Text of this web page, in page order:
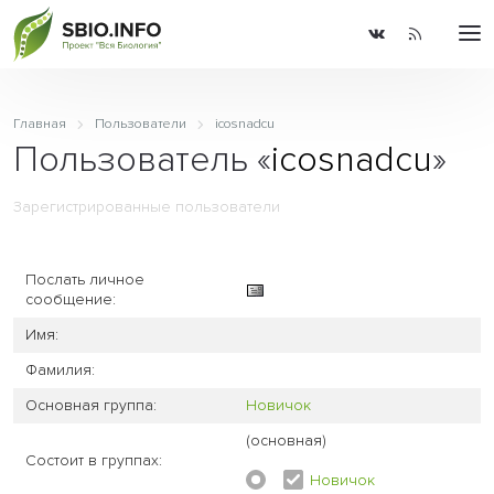
Главная Пользователи icosnadcu
Пользователь «icosnadcu»
Зарегистрированные пользователи
Послать личное
сообщение:
Имя:
Фамилия:
Основная группа:
Новичок
Состоит в группах:
(основная)
Новичок